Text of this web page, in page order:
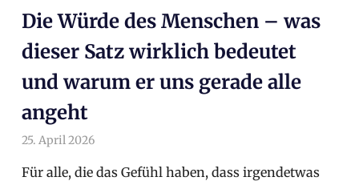
Die Würde des Menschen – was
dieser Satz wirklich bedeutet
und warum er uns gerade alle
angeht
25. April 2026
Für alle, die das Gefühl haben, dass irgendetwas